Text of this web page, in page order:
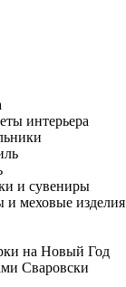
интерьера
и сувениры
и меховые изделия
на Новый Год
Сваровски